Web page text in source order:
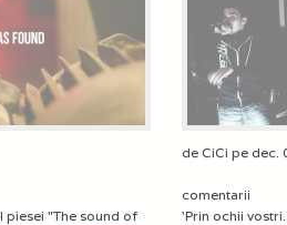
piesei "The sound of
de CiCi pe dec.
comentarii
'Prin ochii